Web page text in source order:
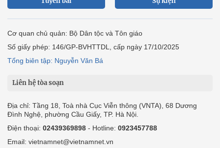
Cơ quan chủ quản: Bộ Dân tộc và Tôn giáo
Số giấy phép: 146/GP-BVHTTDL, cấp ngày 17/10/2025
Tổng biên tập: Nguyễn Văn Bá
Liên hệ tòa soạn
Địa chỉ: Tầng 18, Toà nhà Cục Viễn thông (VNTA), 68 Dương
Đình Nghệ, phường Cầu Giấy, TP. Hà Nội.
Điện thoại: 02439369898 - Hotline: 0923457788
Email: vietnamnet@vietnamnet.vn